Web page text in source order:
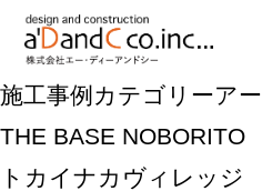
施工事例カテゴリーア
THE BASE NOBORITO
トカイナカヴィレッジ